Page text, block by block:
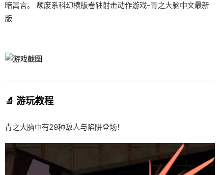
暗寓言。 颓废系科幻横版卷轴射击动作游戏-青之大脑中文最新
版
🔬 游玩教程
青之大脑中有29种敌人与陷阱登场！